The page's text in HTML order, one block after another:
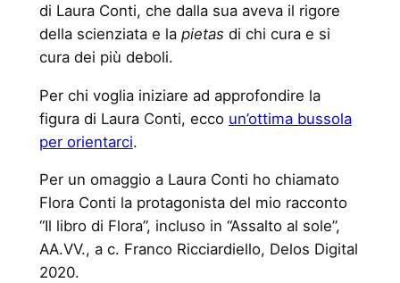
di Laura Conti, che dalla sua aveva il rigore
della scienziata e la pietas di chi cura e si
cura dei più deboli.
Per chi voglia iniziare ad approfondire la
figura di Laura Conti, ecco un’ottima bussola
per orientarci.
Per un omaggio a Laura Conti ho chiamato
Flora Conti la protagonista del mio racconto
“Il libro di Flora”, incluso in “Assalto al sole”,
AA.VV., a c. Franco Ricciardiello, Delos Digital
2020.